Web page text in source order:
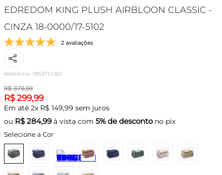
EDREDOM KING PLUSH AIRBLOON CLASSIC -
CINZA 18-0000/17-5102
2 avaliações
Referência: 0853712362
R$ 379,99
R$ 299,99
Em até 2x R$ 149,99 sem juros
ou R$ 284,99 à vista com 5% de descontono pix
Selecione a Cor